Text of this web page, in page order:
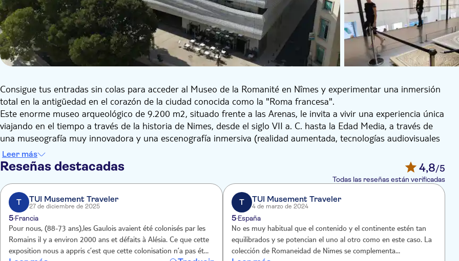
Consigue tus entradas sin colas para acceder al Museo de la Romanité en Nîmes y experimentar una inmersión
total en la antigüedad en el corazón de la ciudad conocida como la "Roma francesa".
Este enorme museo arqueológico de 9.200 m2, situado frente a las Arenas, le invita a vivir una experiencia única
viajando en el tiempo a través de la historia de Nimes, desde el siglo VII a. C. hasta la Edad Media, a través de
una museografía muy innovadora y una escenografía inmersiva (realidad aumentada, tecnologías audiovisuales
monumentales, etc.).
Beneficiándose de una arquitectura contemporánea y de las últimas innovaciones tecnológicas, el lugar cuenta
con un restaurante panorámico, un jardín arqueológico y una azotea al aire libre que ofrece una impresionante
vista de 360° de Nimes y sus mejores joyas romanas.
Leer más
Reseñas destacadas 4,8/5
Todas las reseñas están verificadas
T TUI Musement Traveler
27 de diciembre de 2025
5 Francia
Pour nous, (88-73 ans),les Gaulois avaient été colonisés par les
Romains il y a environ 2000 ans et défaits à Alésia. Ce que cette
exposition nous a appris c’est que cette colonisation n’a pas été
T TUI Musement Traveler
4 de marzo de 2024
5España
No es muy habitual que el contenido y el continente estén tan
equilibrados y se potencian el uno al otro como en este caso. La
colección de Romaneidad de Nimes se complementa